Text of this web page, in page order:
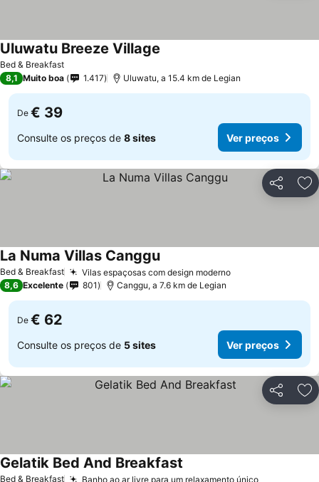
Bed & Breakfast
Uluwatu Breeze Village
8,1 Muito boa 1.417 Uluwatu, a 15.4 km de Legian
De € 39
Consulte os preços de 8 sites Ver preços
Partilhar
Bed & Breakfast Vilas espaçosas com design modernoVer preços
La Numa Villas CangguVer preços
8,6 Excelente 801 Canggu, a 7.6 km de Legian
De € 62
Consulte os preços de 5 sites Ver preços
Partilhar
Bed & Breakfast Banho ao ar livre para um relaxamento único
Gelatik Bed And Breakfast